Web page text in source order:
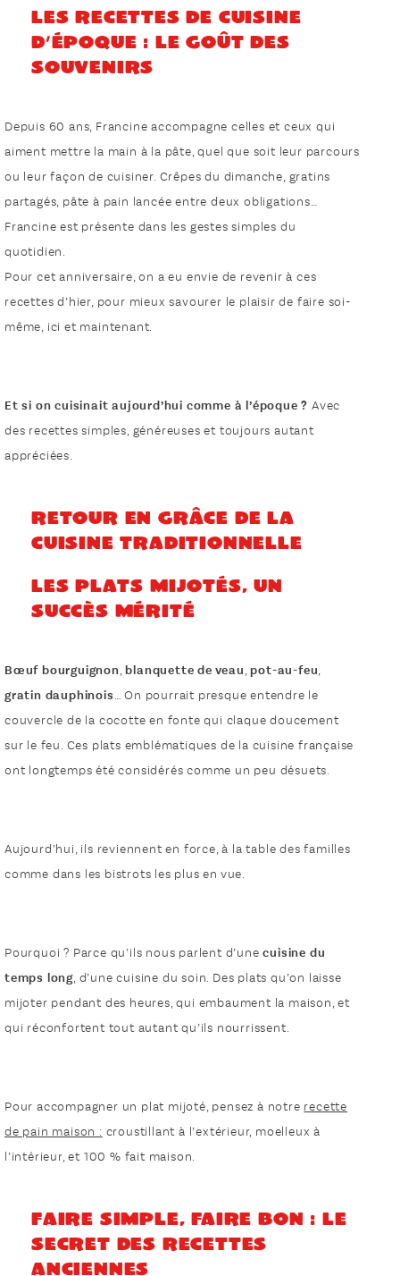
Les recettes de cuisine
d’époque : le goût des
souvenirs
Depuis 60 ans, Francine accompagne celles et ceux qui
aiment mettre la main à la pâte, quel que soit leur parcours
ou leur façon de cuisiner. Crêpes du dimanche, gratins
partagés, pâte à pain lancée entre deux obligations…
Francine est présente dans les gestes simples du
quotidien.
Pour cet anniversaire, on a eu envie de revenir à ces
recettes d’hier, pour mieux savourer le plaisir de faire soi-
même, ici et maintenant.
Et si on cuisinait aujourd’hui comme à l’époque ? Avec
des recettes simples, généreuses et toujours autant
appréciées.
Retour en grâce de la
cuisine traditionnelle
Les plats mijotés, un
succès mérité
Bœuf bourguignon, blanquette de veau ,pot-au-feu,
gratin dauphinois … On pourrait presque entendre le
couvercle de la cocotte en fonte qui claque doucement
sur le feu. Ces plats emblématiques de la cuisine française
ont longtemps été considérés comme un peu désuets.
Aujourd’hui, ils reviennent en force, à la table des familles
comme dans les bistrots les plus en vue.
Pourquoi ? Parce qu’ils nous parlent d’unecuisine du
temps long, d’une cuisine du soin. Des plats qu’on laisse
mijoter pendant des heures, qui embaument la maison, et
qui réconfortent tout autant qu’ils nourrissent.
Pour accompagner un plat mijoté, pensez à notre recette
de pain maison : croustillant à l’extérieur, moelleux à
l’intérieur, et 100 % fait maison.
Faire simple, faire bon : le
secret des recettes
anciennes